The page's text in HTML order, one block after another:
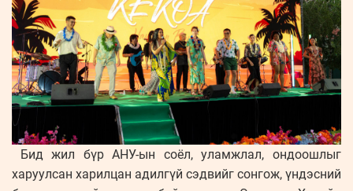
Бид жил бүр АНУ-ын соёл, уламжлал, ондоошлыг
харуулсан харилцан адилгүй сэдвийг сонгож, үндэсний